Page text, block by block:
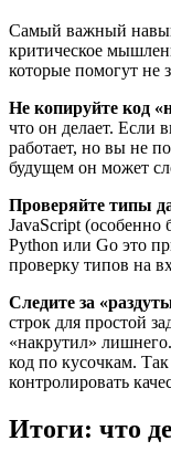
Самый важный
критическое
которые помогут не
Не копируйте код
что он делает. Если
работает, но вы не
будущем он может
Проверяйте типы
JavaScript (особенно
Python или Go это
проверку типов на
Следите за
строк для простой
«накрутил»
код по кусочкам.
контролировать
Итоги: что